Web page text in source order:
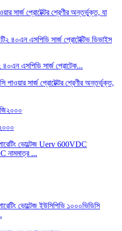
সার্জ প্রোটেক্টর শ্রেণীর অন্তর্ভুক্ত, যা
৪০এন এসপিডি সার্জ প্রোটেক...
সার্জ প্রোটেক্টর শ্রেণীর অন্তর্ভুক্ত,
ভোল্টেজ Uerv 600VDC
...
ভোল্টেজ ইউসিপিভি ১০০০ভিডিসি